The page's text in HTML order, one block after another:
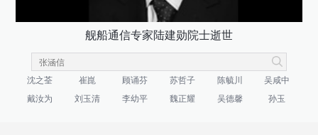
舰船通信专家陆建勋院士逝世
沈之荃 崔崑 顾诵芬 苏哲子 陈毓川
吴咸中
戴汝为
刘玉清 李幼平 魏正耀 吴德馨 孙玉